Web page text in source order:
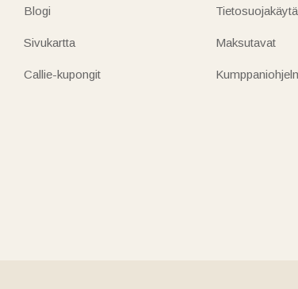
Blogi
Sivukartta
Callie-kupongit
Maksutavat